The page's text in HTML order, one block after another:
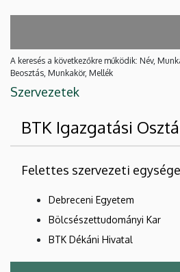
A keresés a következőkre működik: Név,
Beosztás, Munkakör, Mellék
Szervezetek
BTK Igazgatási
Felettes szervezeti
Debreceni Egyetem
Bölcsészettudományi Kar
BTK Dékáni Hivatal